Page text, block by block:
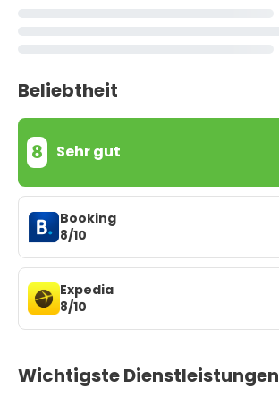
Beliebtheit
8 Sehr gut
Booking
8/10
Expedia
8/10
Wichtigste Dienstleistungen